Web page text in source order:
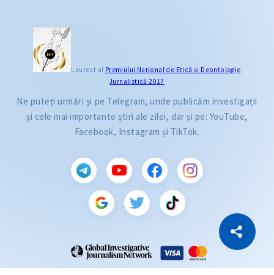
Copiază Link
Laureat al Premiului Naţional de Etică și Deontologie
Jurnalistică 2017
Ne puteți urmări și pe Telegram, unde publicăm investigații
și cele mai importante știri ale zilei, dar și pe: YouTube,
Facebook, Instagram și TikTok.